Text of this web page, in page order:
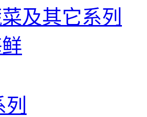
及其它系列